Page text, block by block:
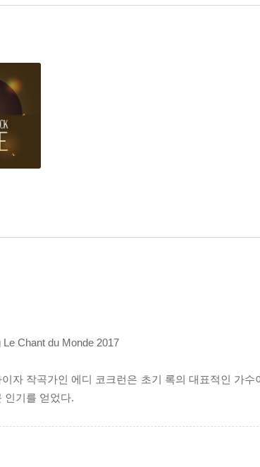
Chant du Monde 2017
자 작곡가인 에디 코크런은 초기 록의 대표적인 가수
인기를 얻었다.